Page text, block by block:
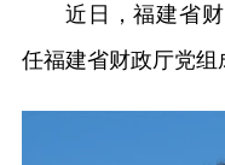
近日，福建省
任福建省财政厅党组